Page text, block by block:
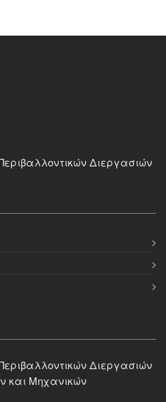
Διεργασιών
Διεργασιών
και Μηχανικών